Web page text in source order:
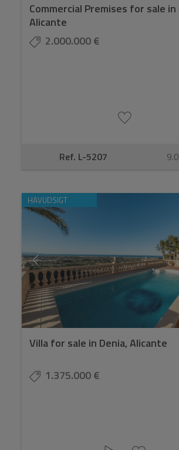
Commercial Premises for sale in
Alicante
2.000.000 €
Ref. L-5207
HAVUDSIGT
Villa for sale in Denia, Alicante
1.375.000 €